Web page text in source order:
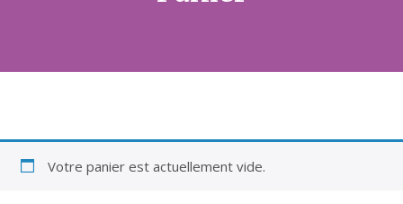
Votre panier est actuellement vide.